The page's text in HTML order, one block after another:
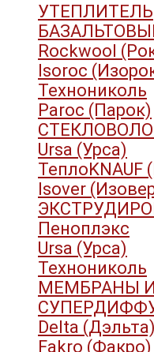
УТЕПЛИТЕЛЬ
Rockwool
Isoroc
Технониколь
Paroc (Парок)
Ursa (Урса)
ТеплоKNAUF
Isover
Пеноплэкс
Ursa (Урса)
Технониколь
МЕМБРАНЫ
Delta (Дэльта)
Fakro (Факро)